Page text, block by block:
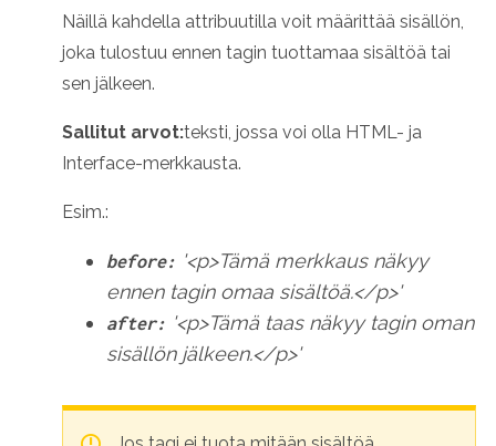
Näillä kahdella attribuutilla voit määrittää sisällön,
joka tulostuu ennen tagin tuottamaa sisältöä tai
sen jälkeen.
Sallitut arvot:teksti, jossa voi olla HTML- ja
Interface-merkkausta.
Esim.:
before: '<p>Tämä merkkaus näkyy
ennen tagin omaa sisältöä.</p>'
after: '<p>Tämä taas näkyy tagin oman
sisällön jälkeen.</p>'